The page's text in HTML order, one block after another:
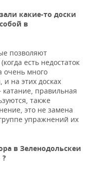
какие-то доски
в
позволяют
есть недостаток
очень много
и на этих досках
правильная
также
это не замена
упражнений их
в Зеленодольскеи
?